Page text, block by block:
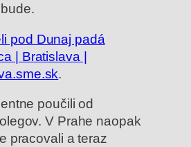
pod Dunaj padá
| Bratislava |
.
poučili od
V Prahe naopak
pracovali a teraz